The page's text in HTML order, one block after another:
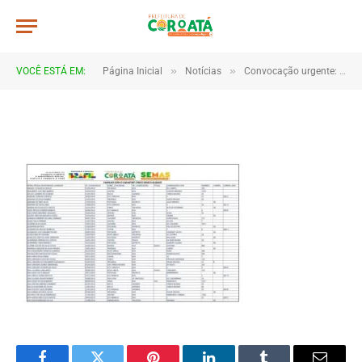
VOCÊ ESTÁ EM: Página Inicial » Notícias » Convocação urgente: atualização cadastral é obrigatória para manter benefícios sociais
2025_JUN25_COROATA_MA (1)